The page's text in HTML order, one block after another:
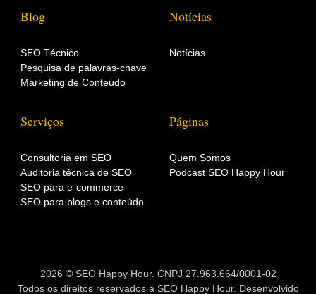
Blog
SEO Técnico
Pesquisa de palavras-chave
Marketing de Conteúdo
Notícias
Notícias
Serviços
Consultoria em SEO
Auditoria técnica de SEO
SEO para e-commerce
SEO para blogs e conteúdo
Páginas
Quem Somos
Podcast SEO Happy Hour
2026 © SEO Happy Hour. CNPJ 27.963.664/0001-02
Todos os direitos reservados a SEO Happy Hour. Desenvolvido